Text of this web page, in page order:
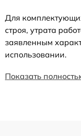
Для
строя, утрата
заявленным
использовании.
Показать